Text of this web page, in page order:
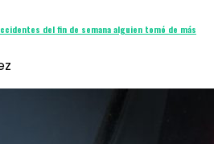
del fin de semana alguien tomó de más